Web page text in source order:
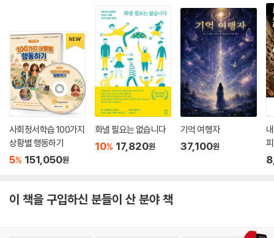
사회정서학습 100가지
상황별 행동하기
5% 151,050원
화낼 필요는 없습니다
10% 17,820원
기억 여행자
37,100원
이 책을 구입하신 분들이 산 분야 책